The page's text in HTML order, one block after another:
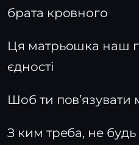
брата кровного
Ця матрьошка наш
єдності
Шоб ти повʼязувати
З ким треба, не